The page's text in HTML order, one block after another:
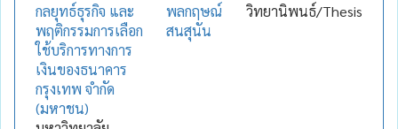
กลยุทธ์ธุรกิจ และ
พฤติกรรมการเลือก
ใช้บริการทางการ
เงินของธนาคาร
กรุงเทพ จำกัด
(มหาชน)
พลกฤษณ์
สนสุนัน
วิทยานิพนธ์/Thesis